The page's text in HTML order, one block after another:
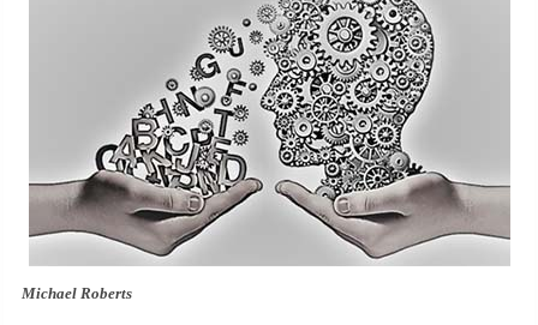
Michael Roberts